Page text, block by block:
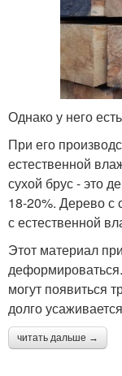
Однако у него
При его
естественной
сухой брус - это
18-20%. Дерево с
с естественной
Этот материал
могут появиться
долго
читать дальше →